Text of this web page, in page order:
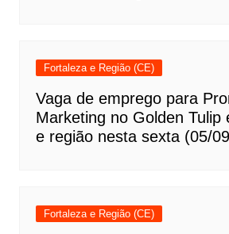
Fortaleza e Região (CE)
Vaga de emprego para
Marketing no Golden Tulip
e região nesta sexta (05/
Fortaleza e Região (CE)